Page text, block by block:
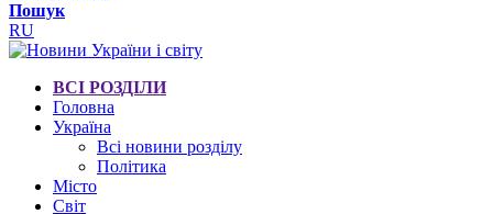
Пошук
RU
ВСІ РОЗДІЛИ
Головна
Україна
Всі новини розділу
Політика
Місто
Світ